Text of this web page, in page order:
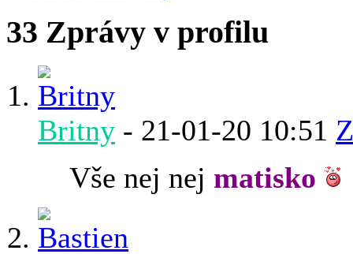
33 Zprávy v profilu
Britny - 21-01-20 10:51
Vše nej nej matisko